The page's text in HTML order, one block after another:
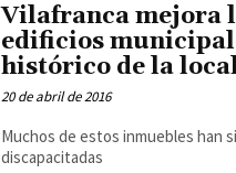
Vilafranca mejora
edificios
histórico de la
20 de abril de 2016
Muchos de estos inmuebles han
discapacitadas